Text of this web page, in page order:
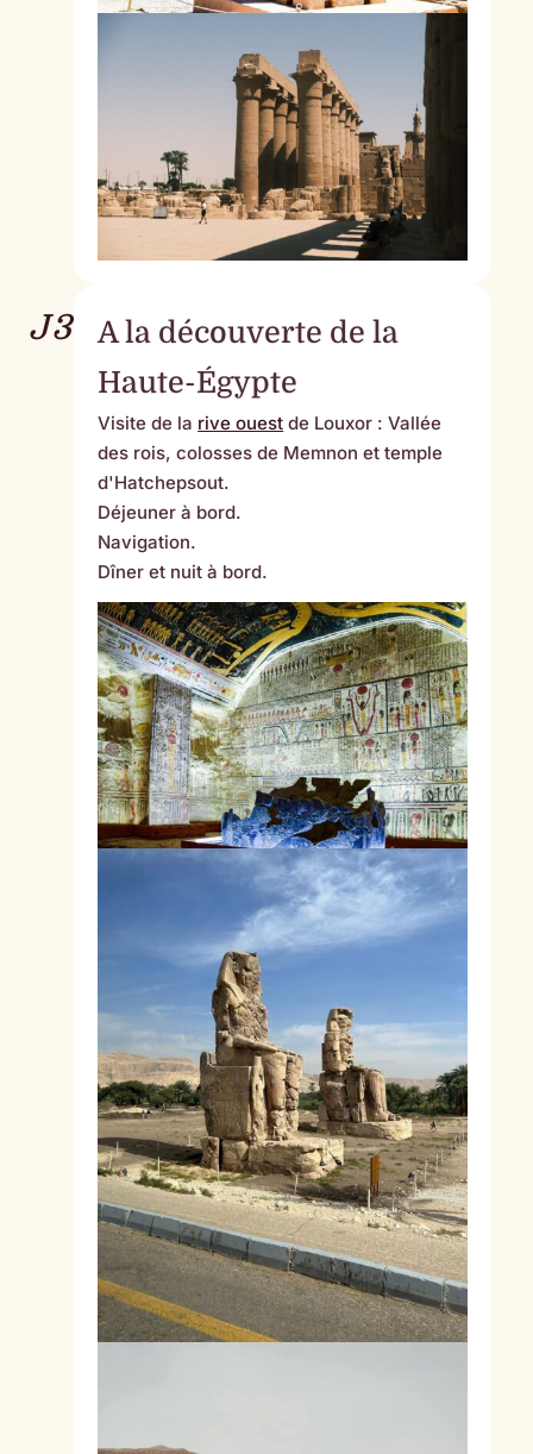
J3
A la découverte de la
Haute-Égypte
Visite de la rive ouest de Louxor : Vallée
des rois, colosses de Memnon et temple
d'Hatchepsout.
Déjeuner à bord.
Navigation.
Dîner et nuit à bord.